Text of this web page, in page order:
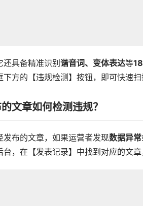
还具备精准识别 谐音词、变体表达等
下方的【违规检测】按钮，即可快速扫
文章如何检测违规？
发布的文章，如果运营者发现数据异常
台，在【发表记录】中找到对应的文